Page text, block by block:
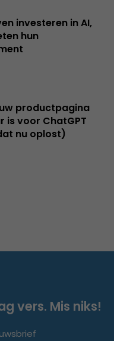
investeren in AI,
hun
productpagina
is voor ChatGPT
nu oplost)
vers. Mis niks!